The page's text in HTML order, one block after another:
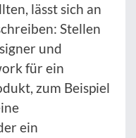
lässt sich an
Stellen
und
für ein
zum Beispiel
ein